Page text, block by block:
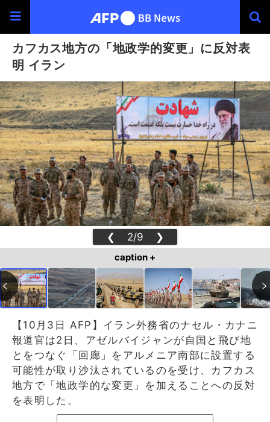
カフカス地方の「地政学的変更」に反対表
明 イラン
❮ 2/9 ❯
caption +
【10月3日 AFP】イラン外務省のナセル・カナニ
報道官は2日、アゼルバイジャンが自国と飛び地
とをつなぐ「回廊」をアルメニア南部に設置する
可能性が取り沙汰されているのを受け、カフカス
地方で「地政学的な変更」を加えることへの反対
を表明した。